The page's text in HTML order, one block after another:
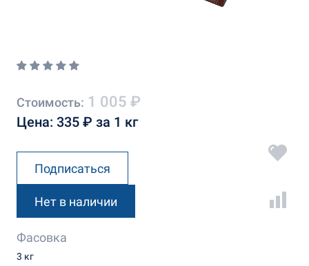
Стоимость: 1 005 ₽
Цена: 335 ₽ за 1 кг
Подписаться
Нет в наличии
Фасовка
3 кг